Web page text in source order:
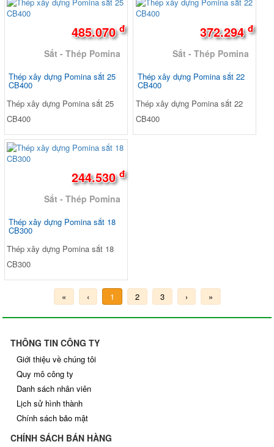
485.070đ
Sắt - Thép Pomina
Thép xây dựng Pomina sắt 25
CB400
Thép xây dựng Pomina sắt 25
CB400
372.294đ
Sắt - Thép Pomina
Thép xây dựng Pomina sắt 22
CB400
Thép xây dựng Pomina sắt 22
CB400
244.530đ
Sắt - Thép Pomina
Thép xây dựng Pomina sắt 18
CB300
Thép xây dựng Pomina sắt 18
CB300
« ‹ 1 2 3 › »
THÔNG TIN CÔNG TY
Giới thiệu về chúng tôi
Quy mô công ty
Danh sách nhân viên
Lịch sử hình thành
Chính sách bảo mật
CHÍNH SÁCH BÁN HÀNG